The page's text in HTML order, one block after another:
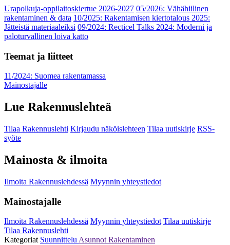
Urapolkuja-oppilaitoskiertue 2026-2027 05/2026: Vähähiilinen
rakentaminen & data 10/2025: Rakentamisen kiertotalous 2025:
Jätteistä materiaaleiksi 09/2024: Recticel Talks 2024: Moderni ja
paloturvallinen loiva katto
Teemat ja liitteet
11/2024: Suomea rakentamassa
Mainostajalle
Lue Rakennuslehteä
Tilaa Rakennuslehti Kirjaudu näköislehteen Tilaa uutiskirje RSS-
syöte
Mainosta & ilmoita
Ilmoita Rakennuslehdessä Myynnin yhteystiedot
Mainostajalle
Ilmoita Rakennuslehdessä Myynnin yhteystiedot Tilaa uutiskirje
Tilaa Rakennuslehti
Kategoriat SuunnitteluAsunnotRakentaminen